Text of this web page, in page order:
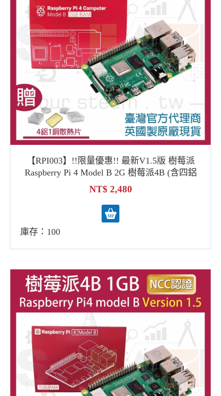
【RPI003】!!限量優惠!! 最新V1.5版 樹莓派
Raspberry Pi 4 Model B 2G 樹莓派4B (含四鋁
一銅散熱片)
2,480
庫存：100